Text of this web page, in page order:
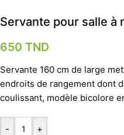
Servante pour salle à
650 TND
Servante 160 cm de large
endroits de rangement dont
coulissant, modèle bicolore
- +